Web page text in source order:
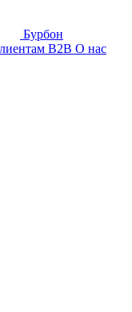
Бурбон
B2B О нас